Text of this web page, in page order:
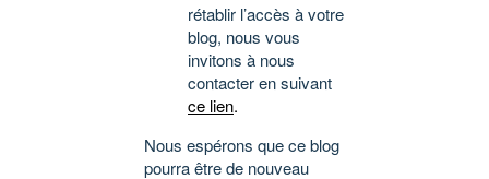
rétablir l’accès à votre
blog, nous vous
invitons à nous
contacter en suivant
ce lien.
Nous espérons que ce blog
pourra être de nouveau